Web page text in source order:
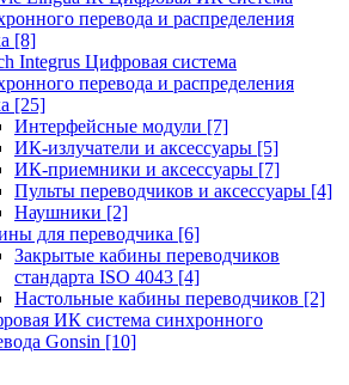
перевода и распределения
[8]
Integrus Цифровая система
перевода и распределения
[25]
Интерфейсные модули [7]
ИК-излучатели и аксессуары [5]
ИК-приемники и аксессуары [7]
Пульты переводчиков и аксессуары [4]
Наушники [2]
для переводчика [6]
Закрытые кабины переводчиков
стандарта ISO 4043 [4]
Настольные кабины переводчиков [2]
ИК система синхронного
Gonsin [10]